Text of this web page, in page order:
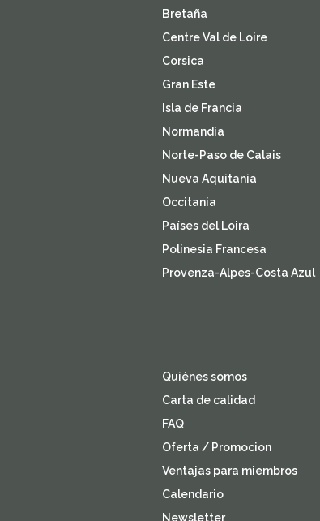
Bretaña
Centre Val de Loire
Corsica
Gran Este
Isla de Francia
Normandía
Norte-Paso de Calais
Nueva Aquitania
Occitania
Países del Loira
Polinesia Francesa
Provenza-Alpes-Costa Azul
Quiènes somos
Carta de calidad
FAQ
Oferta / Promocion
Ventajas para miembros
Calendario
Newsletter